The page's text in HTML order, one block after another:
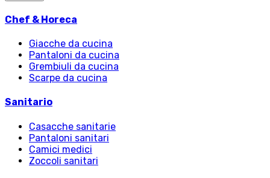
Chef & Horeca
Giacche da cucina
Pantaloni da cucina
Grembiuli da cucina
Scarpe da cucina
Sanitario
Casacche sanitarie
Pantaloni sanitari
Camici medici
Zoccoli sanitari